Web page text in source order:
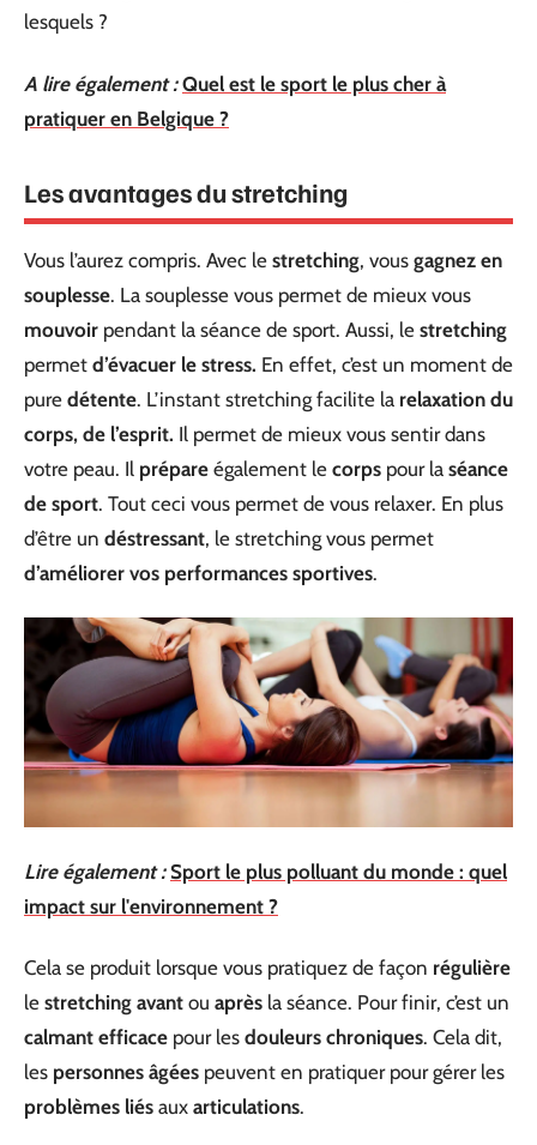
lesquels ?
A lire également : Quel est le sport le plus cher à
pratiquer en Belgique ?
Les avantages du stretching
Vous l’aurez compris. Avec le stretching, vous gagnez en
souplesse. La souplesse vous permet de mieux vous
mouvoir pendant la séance de sport. Aussi, le stretching
permet d’évacuer le stress. En effet, c’est un moment de
pure détente. L’instant stretching facilite la relaxation du
corps, de l’esprit. Il permet de mieux vous sentir dans
votre peau. Il prépare également le corps pour la séance
de sport. Tout ceci vous permet de vous relaxer. En plus
d’être un déstressant, le stretching vous permet
d’améliorer vos performances sportives.
Lire également : Sport le plus polluant du monde : quel
impact sur l'environnement ?
Cela se produit lorsque vous pratiquez de façon régulière
le stretching avant ou après la séance. Pour finir, c’est un
calmant efficace pour les douleurs chroniques. Cela dit,
les personnes âgées peuvent en pratiquer pour gérer les
problèmes liés aux articulations.